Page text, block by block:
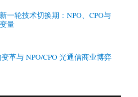
一轮技术切换期：NPO、CPO与
量
革与 NPO/CPO 光通信商业博弈